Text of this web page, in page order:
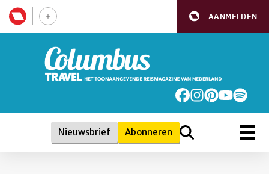
AANMELDEN
Nieuwsbrief Abonneren